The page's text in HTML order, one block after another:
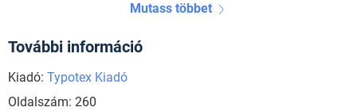
Mutass többet
További információ
Kiadó: Typotex Kiadó
Oldalszám: 260